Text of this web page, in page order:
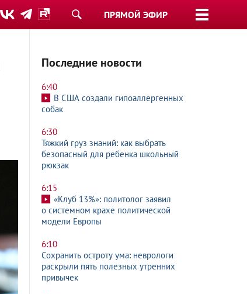
ПРЯМОЙ ЭФИР
Последние новости
6:40
В США создали гипоаллергенных
собак
6:30
Тяжкий груз знаний: как выбрать
безопасный для ребенка школьный
рюкзак
6:15
«Клуб 13%»: политолог заявил
о системном крахе политической
модели Европы
6:10
Сохранить остроту ума: неврологи
раскрыли пять полезных утренних
привычек